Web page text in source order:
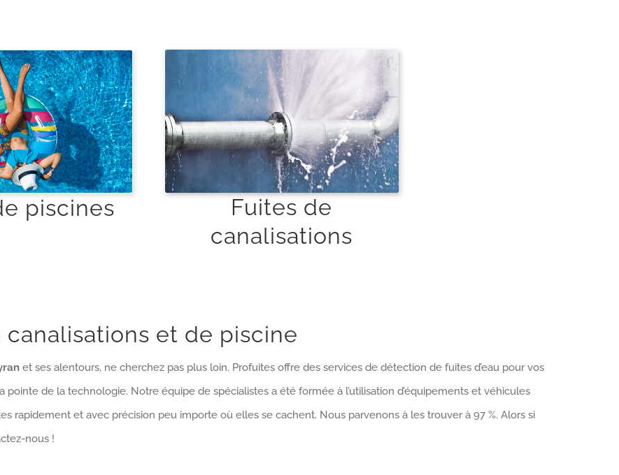
piscines
Fuites de
canalisations
canalisations et de piscine
et ses alentours, ne cherchez pas plus loin. Profuites offre des services de détection de fuites d’eau pour vos
de la technologie. Notre équipe de spécialistes a été formée à l’utilisation d’équipements et véhicules
rapidement et avec précision peu importe où elles se cachent. Nous parvenons à les trouver à 97 %. Alors si
nous !